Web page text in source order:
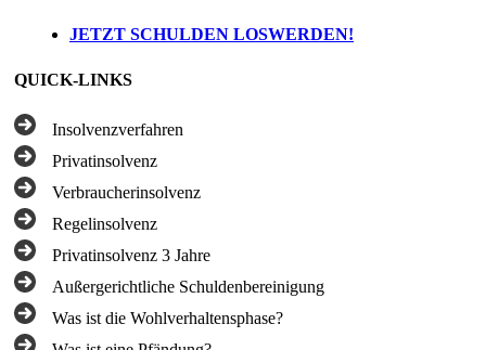
JETZT SCHULDEN LOSWERDEN!
QUICK-LINKS
Insolvenzverfahren
Privatinsolvenz
Verbraucherinsolvenz
Regelinsolvenz
Privatinsolvenz 3 Jahre
Außergerichtliche Schuldenbereinigung
Was ist die Wohlverhaltensphase?